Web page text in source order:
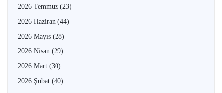
2026 Temmuz (23)
2026 Haziran (44)
2026 Mayıs (28)
2026 Nisan (29)
2026 Mart (30)
2026 Şubat (40)